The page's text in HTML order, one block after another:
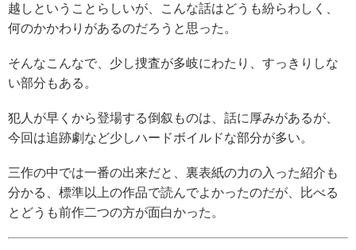
越しということらしいが、こんな話はどうも紛らわしく、
何のかかわりがあるのだろうと思った。
そんなこんなで、少し捜査が多岐にわたり、すっきりしな
い部分もある。
犯人が早くから登場する倒叙ものは、話に厚みがあるが、
今回は追跡劇など少しハードボイルドな部分が多い。
三作の中では一番の出来だと、裏表紙の力の入った紹介も
分かる、標準以上の作品で読んでよかったのだが、比べる
とどうも前作二つの方が面白かった。